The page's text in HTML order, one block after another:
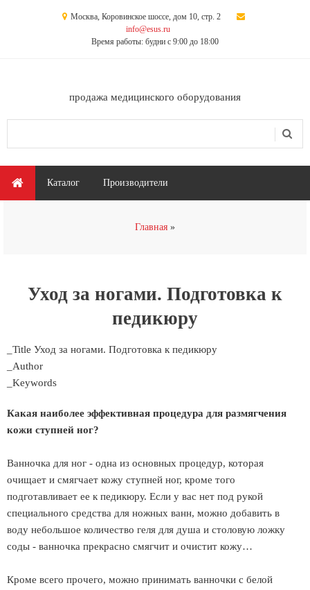
Москва, Коровинское шоссе, дом 10, стр. 2
info@esus.ru
Время работы: будни с 9:00 до 18:00
продажа медицинского оборудования
Главное меню
Каталог Производители
Главная
Уход за ногами. Подготовка к
педикюру
_Title Уход за ногами. Подготовка к педикюру
_Author
_Keywords
Какая наиболее эффективная процедура для размягчения
кожи ступней ног?
Ванночка для ног - одна из основных процедур, которая
очищает и смягчает кожу ступней ног, кроме того
подготавливает ее к педикюру. Если у вас нет под рукой
специального средства для ножных ванн, можно добавить в
воду небольшое количество геля для душа и столовую ложку
соды - ванночка прекрасно смягчит и очистит кожу…
Кроме всего прочего, можно принимать ванночки с белой